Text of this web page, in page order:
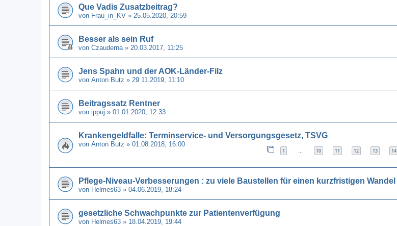
Que Vadis Zusatzbeitrag?
von Frau_in_KV » 25.05.2020, 20:59
Besser als sein Ruf
von Czauderna » 20.03.2017, 11:25
Jens Spahn und der AOK-Länder-Filz
von Anton Butz » 29.11.2019, 11:10
Beitragssatz Rentner
von ippuj » 01.01.2020, 12:33
Krankengeldfalle: Terminservice- und Versorgungsgesetz, TSVG
von Anton Butz » 01.08.2018, 16:00
1 10 11 12 13 14
Pflege-Niveau-Verbesserungen : zu viele Baustellen für einen kurzfristigen Wandel
von Helmes63 » 04.06.2019, 18:24
gesetzliche Schwachpunkte zur Patientenverfügung
von Helmes63 » 18.04.2019, 19:44